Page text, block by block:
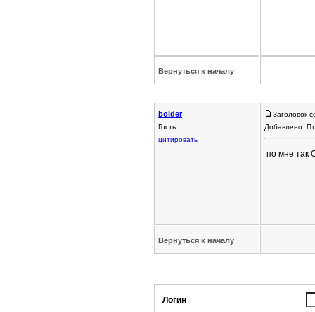
Вернуться к началу
bolder
Гость
цитировать
Заголовок
Добавлено:
по мне так
Вернуться к началу
Логин